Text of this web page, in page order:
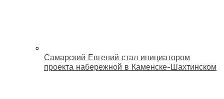
Самарский Евгений стал инициатором
проекта набережной в Каменске-Шахтинском